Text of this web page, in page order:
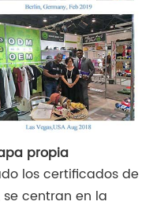
propia
los certificados de
se centran en la